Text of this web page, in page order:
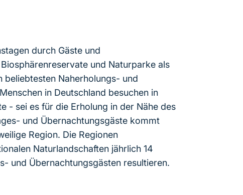
durch Gäste und
und Naturparke als
beliebtesten Naherholungs- und
in Deutschland besuchen in
- sei es für die Erholung in der Nähe des
und Übernachtungsgäste kommt
Region. Die Regionen
Naturlandschaften jährlich 14
und Übernachtungsgästen resultieren.